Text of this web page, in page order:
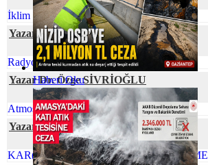
Haberi Oku
İklim Değişikliği ve Gıda Arzı
Yazar Ecem GÜNEY
Radyoaktif Atık Yönetimi
Yazar Dr. Özge SİVRİOĞLU
Atmosferik Kıyamete Hazır Mıyız?
Yazar SustainabiliThink Club
KAR(BON)DA YÜRÜ İZİNİ BELLİ ETME